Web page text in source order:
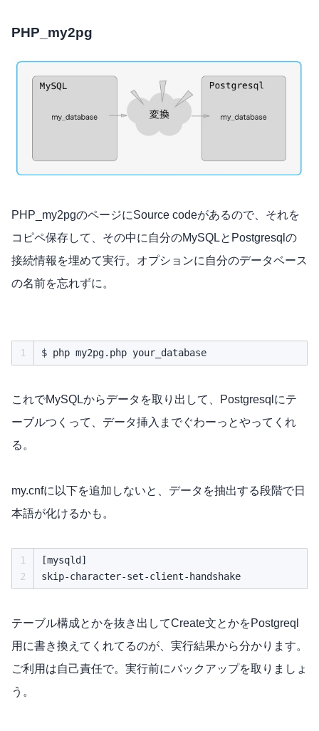
PHP_my2pg
PHP_my2pgのページにSource codeがあるので、それを
コピペ保存して、その中に自分のMySQLとPostgresqlの
接続情報を埋めて実行。オプションに自分のデータベース
の名前を忘れずに。
1
これでMySQLからデータを取り出して、Postgresqlにテ
ーブルつくって、データ挿入までぐわーっとやってくれ
る。
my.cnfに以下を追加しないと、データを抽出する段階で日
本語が化けるかも。
1
2
[mysqld]
テーブル構成とかを抜き出してCreate文とかをPostgreql
用に書き換えてくれてるのが、実行結果から分かります。
ご利用は自己責任で。実行前にバックアップを取りましょ
う。